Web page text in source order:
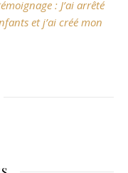
: J’ai arrêté
et j’ai créé mon
sur Facebook
sur